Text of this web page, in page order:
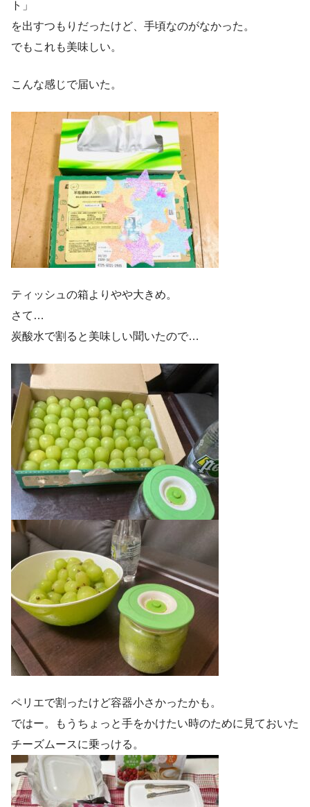
ト」
を出すつもりだったけど、手頃なのがなかった。
でもこれも美味しい。
こんな感じで届いた。
ティッシュの箱よりやや大きめ。
さて…
炭酸水で割ると美味しい聞いたので…
ペリエで割ったけど容器小さかったかも。
ではー。もうちょっと手をかけたい時のために見ておいた
チーズムースに乗っける。